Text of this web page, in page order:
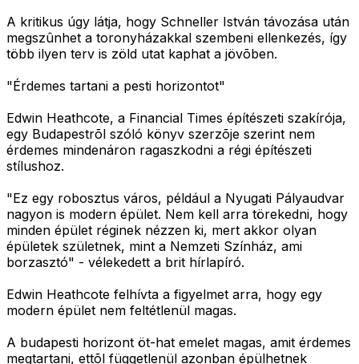
A kritikus úgy látja, hogy Schneller István távozása után
megszûnhet a toronyházakkal szembeni ellenkezés, így
több ilyen terv is zöld utat kaphat a jövõben.
"Érdemes tartani a pesti horizontot"
Edwin Heathcote, a Financial Times építészeti szakírója,
egy Budapestrõl szóló könyv szerzõje szerint nem
érdemes mindenáron ragaszkodni a régi építészeti
stílushoz.
"Ez egy robosztus város, például a Nyugati Pályaudvar
nagyon is modern épület. Nem kell arra törekedni, hogy
minden épület réginek nézzen ki, mert akkor olyan
épületek születnek, mint a Nemzeti Színház, ami
borzasztó" - vélekedett a brit hírlapíró.
Edwin Heathcote felhívta a figyelmet arra, hogy egy
modern épület nem feltétlenül magas.
A budapesti horizont öt-hat emelet magas, amit érdemes
megtartani, ettõl függetlenül azonban épülhetnek